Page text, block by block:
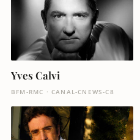
Yves Calvi
BFM-RMC · CANAL-CNEWS-C8